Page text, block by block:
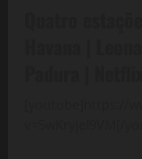
[youtube]https://